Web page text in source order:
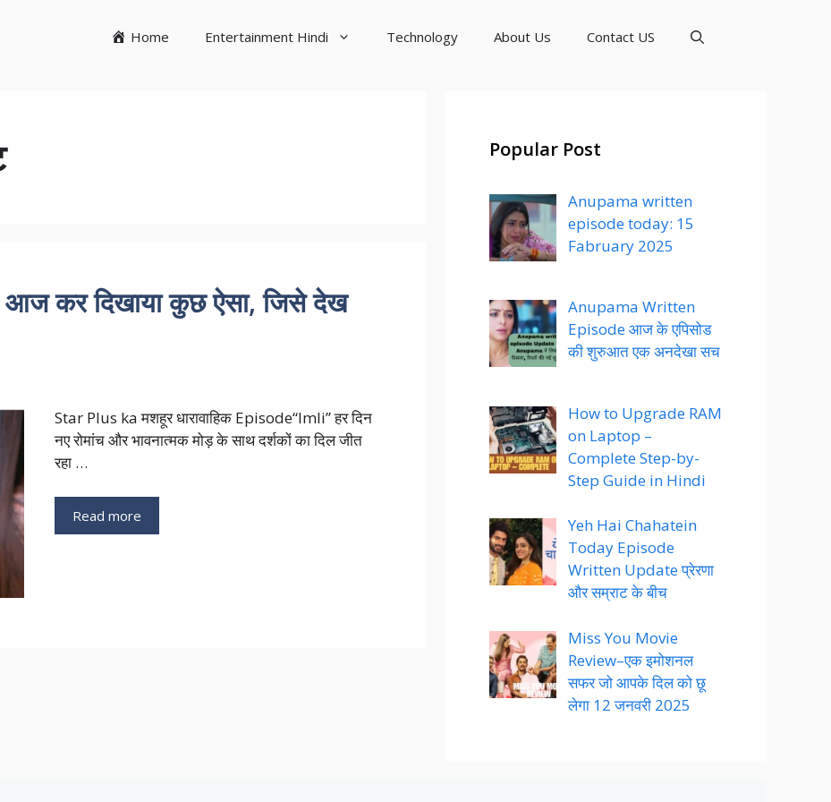
Home Entertainment Hindi Technology About Us Contact US
कर दिखाया कुछ ऐसा, जिसे देख
Star Plus ka मशहूर धारावाहिक Episode“Imli” हर दिन
नए रोमांच और भावनात्मक मोड़ के साथ दर्शकों का दिल जीत
रहा …
Read more
Popular Post
Anupama written
episode today: 15
Fabruary 2025
Anupama Written
Episode आज के एपिसोड
की शुरुआत एक अनदेखा सच
How to Upgrade RAM
on Laptop –
Complete Step-by-
Step Guide in Hindi
Yeh Hai Chahatein
Today Episode
Written Update प्रेरणा
और सम्राट के बीच
Miss You Movie
Review–एक इमोशनल
सफर जो आपके दिल को छू
लेगा 12 जनवरी 2025